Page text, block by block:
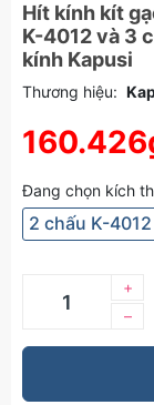
Hít kính kít
K-4012 và 3
kính Kapusi
Thương hiệu:
Đang chọn kích
2 chấu K-4012
–
+